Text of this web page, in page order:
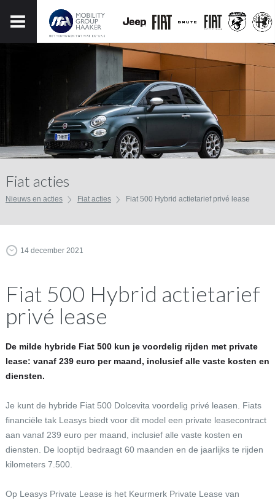
Fiat acties
Nieuws en acties Fiat acties Fiat 500 Hybrid actietarief privé lease
14 december 2021
Fiat 500 Hybrid actietarief
privé lease
De milde hybride Fiat 500 kun je voordelig rijden met private
lease: vanaf 239 euro per maand, inclusief alle vaste kosten en
diensten.
Je kunt de hybride Fiat 500 Dolcevita voordelig privé leasen. Fiats
financiële tak Leasys biedt voor dit model een private leasecontract
aan vanaf 239 euro per maand, inclusief alle vaste kosten en
diensten. De looptijd bedraagt 60 maanden en de jaarlijks te rijden
kilometers 7.500.
Op Leasys Private Lease is het Keurmerk Private Lease van